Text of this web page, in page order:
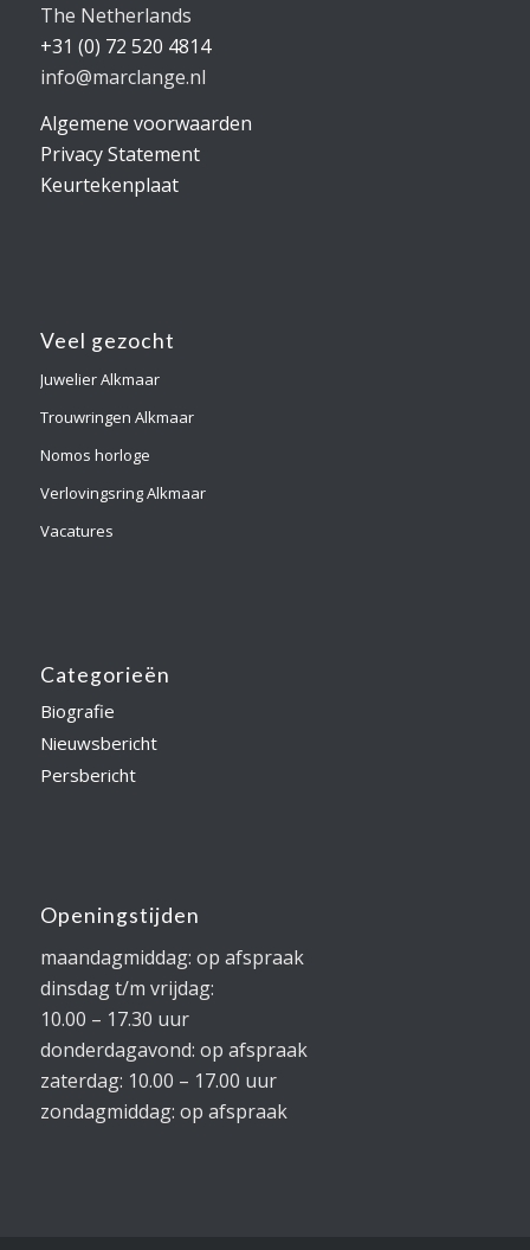
The Netherlands
+31 (0) 72 520 4814
info@marclange.nl
Algemene voorwaarden
Privacy Statement
Keurtekenplaat
Veel gezocht
Juwelier Alkmaar
Trouwringen Alkmaar
Nomos horloge
Verlovingsring Alkmaar
Vacatures
Categorieën
Biografie
Nieuwsbericht
Persbericht
Openingstijden
maandagmiddag: op afspraak
dinsdag t/m vrijdag:
10.00 – 17.30 uur
donderdagavond: op afspraak
zaterdag: 10.00 – 17.00 uur
zondagmiddag: op afspraak